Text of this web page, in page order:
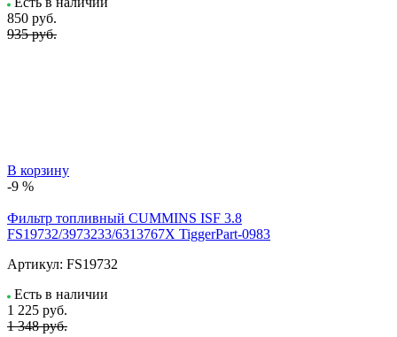
850 руб.
935 руб.
В корзину
-9 %
Фильтр топливный CUMMINS ISF 3.8
FS19732/3973233/6313767X TiggerPart-0983
Артикул: FS19732
Есть в наличии
1 225 руб.
1 348 руб.